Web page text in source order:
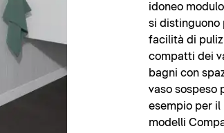
idoneo
si distinguono
facilità di
compatti dei
bagni con
vaso sospeso
esempio per
modelli